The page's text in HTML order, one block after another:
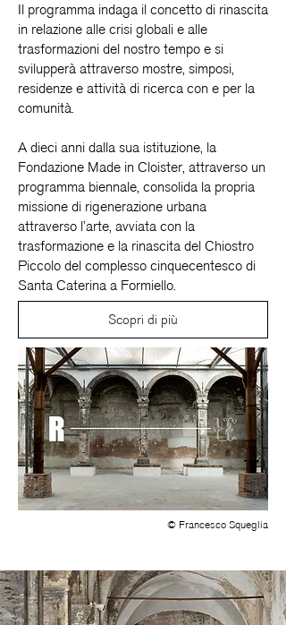
Il programma indaga il concetto di rinascita
in relazione alle crisi globali e alle
trasformazioni del nostro tempo e si
svilupperà attraverso mostre, simposi,
residenze e attività di ricerca con e per la
comunità.
A dieci anni dalla sua istituzione, la
Fondazione Made in Cloister, attraverso un
programma biennale, consolida la propria
missione di rigenerazione urbana
attraverso l’arte, avviata con la
trasformazione e la rinascita del Chiostro
Piccolo del complesso cinquecentesco di
Santa Caterina a Formiello.
Scopri di più
© Francesco Squeglia